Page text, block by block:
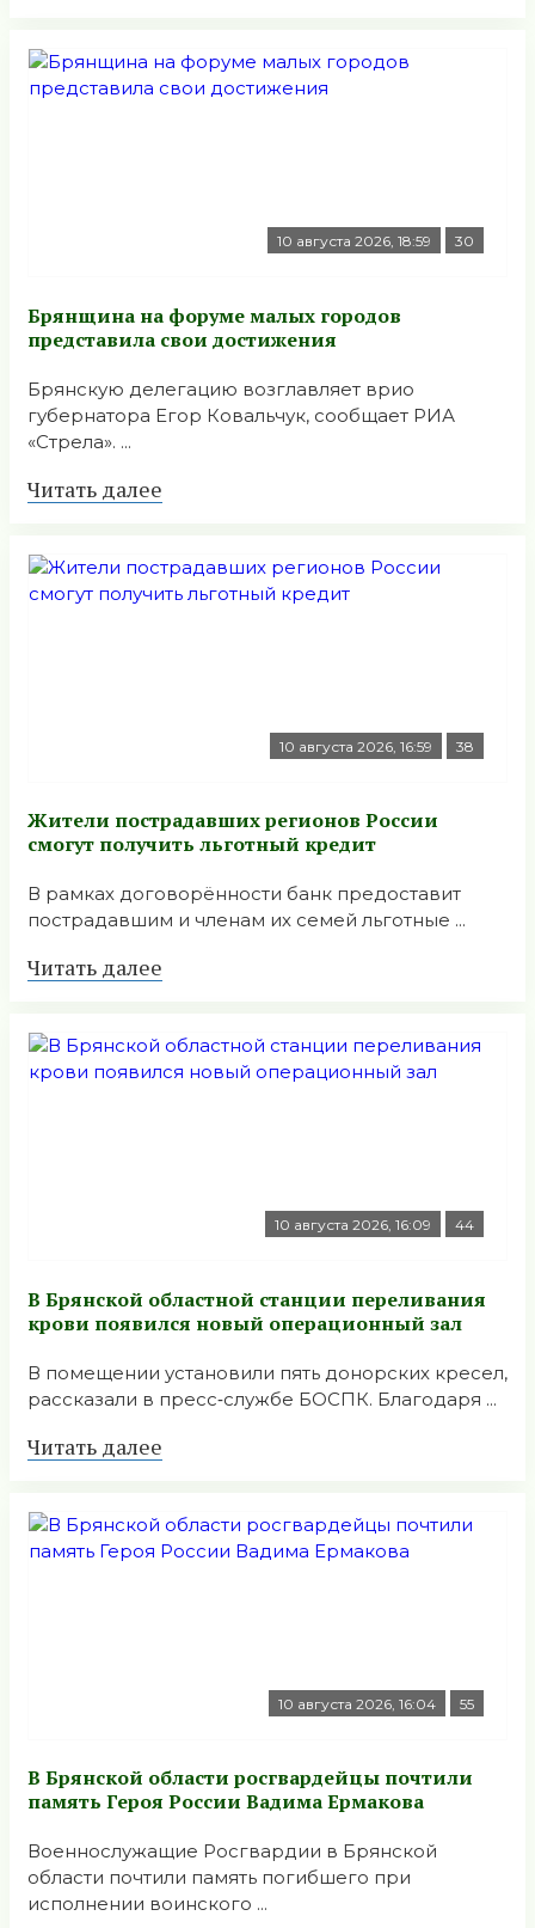
10 августа 2026, 18:59 30
Брянщина на форуме малых городов
представила свои достижения
Брянскую делегацию возглавляет врио
губернатора Егор Ковальчук, сообщает РИА
«Стрела». ...
Читать далее
10 августа 2026, 16:59 38
Жители пострадавших регионов России
смогут получить льготный кредит
В рамках договорённости банк предоставит
пострадавшим и членам их семей льготные ...
Читать далее
10 августа 2026, 16:09 44
В Брянской областной станции переливания
крови появился новый операционный зал
В помещении установили пять донорских кресел,
рассказали в пресс‑службе БОСПК. Благодаря ...
Читать далее
10 августа 2026, 16:04 55
В Брянской области росгвардейцы почтили
память Героя России Вадима Ермакова
Военнослужащие Росгвардии в Брянской
области почтили память погибшего при
исполнении воинского ...